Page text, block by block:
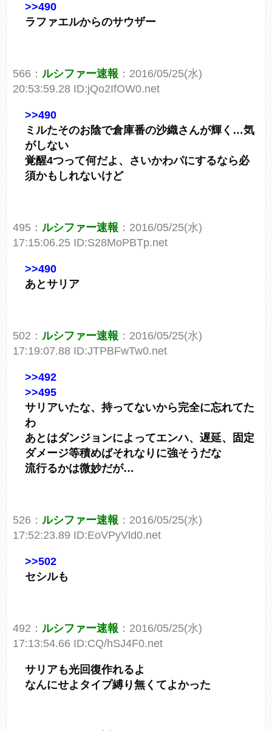
>>490
ラファエルからのサウザー
566： ルシファー速報 ：2016/05/25(水)
20:53:59.28 ID:jQo2IfOW0.net
>>490
ミルたそのお陰で倉庫番の沙織さんが輝く…気
がしない
覚醒4つって何だよ、さいかわパにするなら必
須かもしれないけど
495： ルシファー速報 ：2016/05/25(水)
17:15:06.25 ID:S28MoPBTp.net
>>490
あとサリア
502： ルシファー速報 ：2016/05/25(水)
17:19:07.88 ID:JTPBFwTw0.net
>>492
>>495
サリアいたな、持ってないから完全に忘れてた
わ
あとはダンジョンによってエンハ、遅延、固定
ダメージ等積めばそれなりに強そうだな
流行るかは微妙だが…
526： ルシファー速報 ：2016/05/25(水)
17:52:23.89 ID:EoVPyVld0.net
>>502
セシルも
492： ルシファー速報 ：2016/05/25(水)
17:13:54.66 ID:CQ/hSJ4F0.net
サリアも光回復作れるよ
なんにせよタイプ縛り無くてよかった